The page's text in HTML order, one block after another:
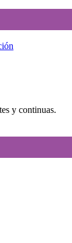
y continuas.